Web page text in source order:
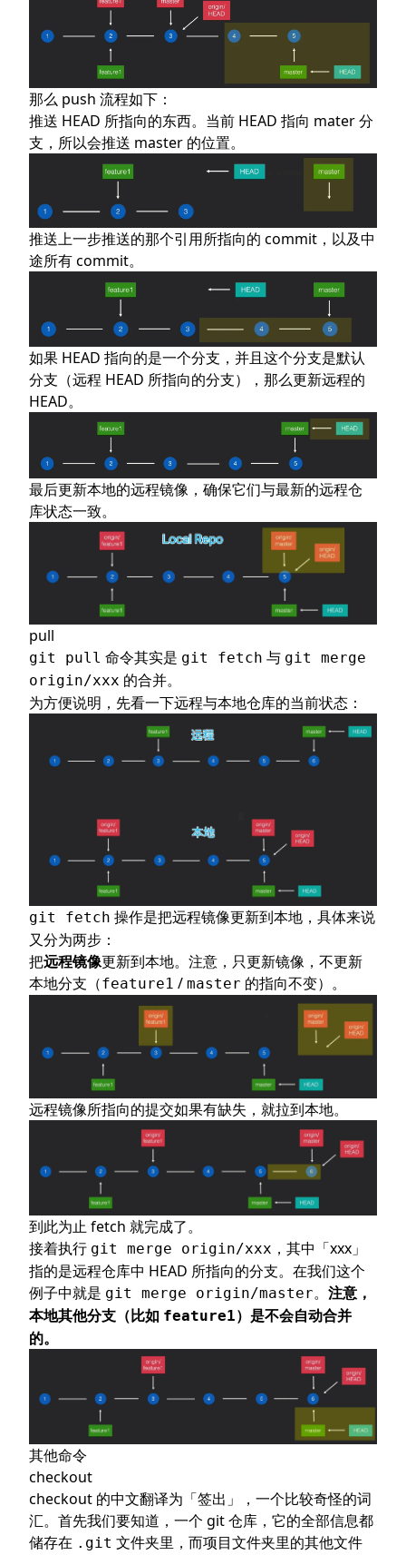
那么 push 流程如下：
推送 HEAD 所指向的东西。当前 HEAD 指向 mater 分
支，所以会推送 master 的位置。
推送上一步推送的那个引用所指向的 commit，以及中
途所有 commit。
如果 HEAD 指向的是一个分支，并且这个分支是默认
分支（远程 HEAD 所指向的分支），那么更新远程的
HEAD。
最后更新本地的远程镜像，确保它们与最新的远程仓
库状态一致。
pull
git pull 命令其实是 git fetch 与 git merge
origin/xxx 的合并。
为方便说明，先看一下远程与本地仓库的当前状态：
git fetch 操作是把远程镜像更新到本地，具体来说
又分为两步：
把远程镜像更新到本地。注意，只更新镜像，不更新
本地分支（feature1 /master 的指向不变）。
远程镜像所指向的提交如果有缺失，就拉到本地。
到此为止 fetch 就完成了。
接着执行 git merge origin/xxx ，其中「xxx」
指的是远程仓库中 HEAD 所指向的分支。在我们这个
例子中就是 git merge origin/master。注意，
本地其他分支（比如 feature1）是不会自动合并
的。
其他命令
checkout
checkout 的中文翻译为「签出」，一个比较奇怪的词
汇。首先我们要知道，一个 git 仓库，它的全部信息都
储存在 .git 文件夹里，而项目文件夹里的其他文件